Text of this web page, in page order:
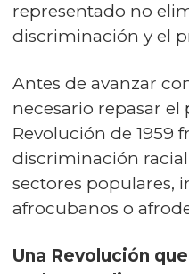
representado no
discriminación y el
Antes de avanzar
necesario repasar
Revolución de 1959
discriminación racial
sectores populares,
afrocubanos o
Una Revolución